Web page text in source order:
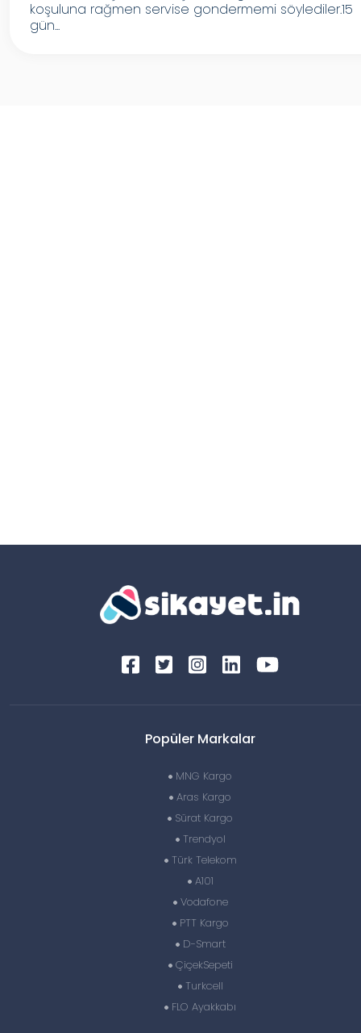
koşuluna rağmen servise gondermemi söylediler.15
gün...
Popüler Markalar
MNG Kargo
Aras Kargo
Sürat Kargo
Trendyol
Türk Telekom
A101
Vodafone
PTT Kargo
D-Smart
ÇiçekSepeti
Turkcell
FLO Ayakkabı